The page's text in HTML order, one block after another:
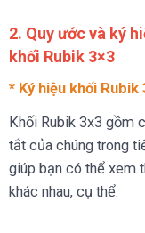
2. Quy ước và ký
khối Rubik 3×3
* Ký hiệu khối Rubik
Khối Rubik 3x3 gồm
tắt của chúng trong
giúp bạn có thể xem
khác nhau, cụ thể: